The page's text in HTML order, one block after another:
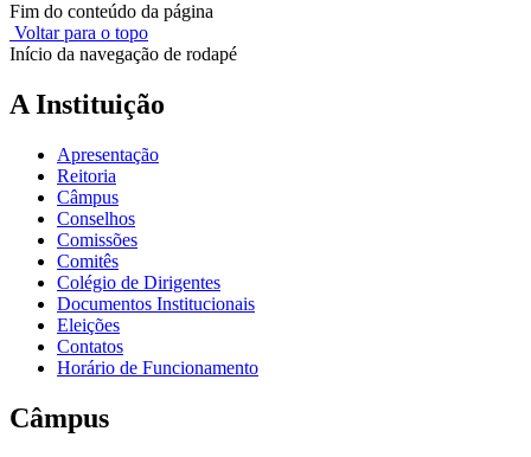
Fim do conteúdo da página
Voltar para o topo
Início da navegação de rodapé
A Instituição
Apresentação
Reitoria
Câmpus
Conselhos
Comissões
Comitês
Colégio de Dirigentes
Documentos Institucionais
Eleições
Contatos
Horário de Funcionamento
Câmpus